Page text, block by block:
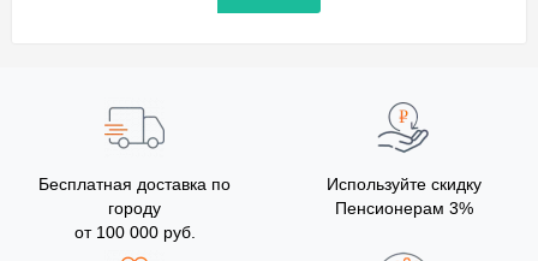
Бесплатная доставка по
городу
от 100 000 руб.
Используйте скидку
Пенсионерам 3%